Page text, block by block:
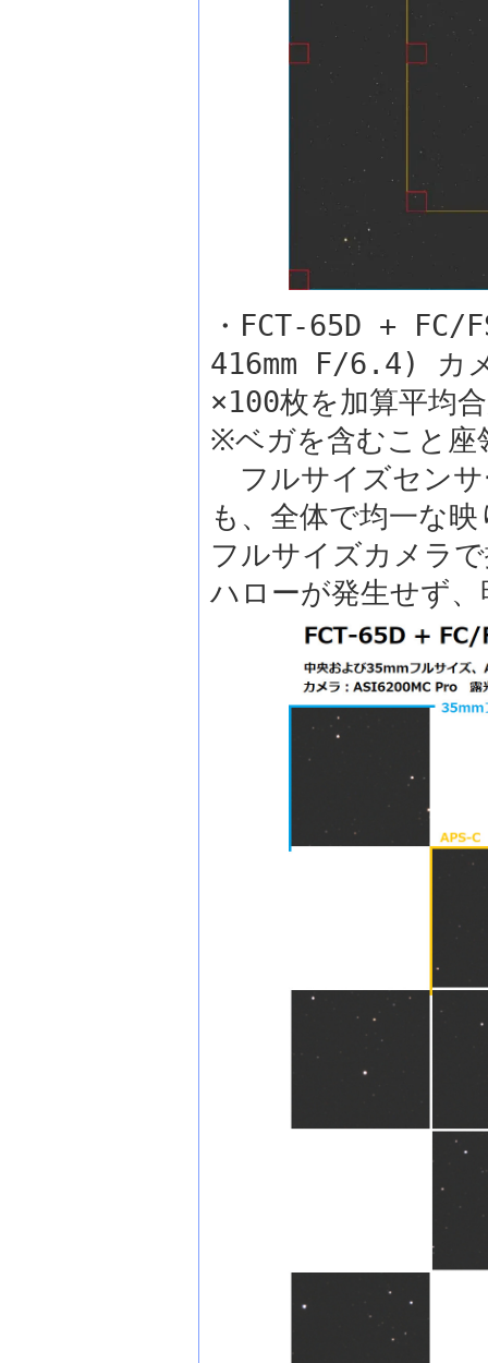
・FCT-65D + FC/
416mm F/6.4) カ
×100枚を加算平均
※ベガを含むこと座
フルサイズセンサ
も、全体で均一な
フルサイズカメラ
ハローが発生せず